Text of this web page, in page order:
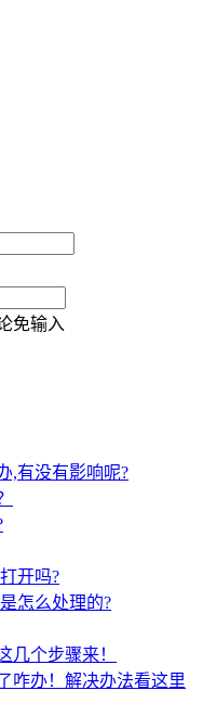
免输入
,有没有影响呢?
开吗?
怎么处理的?
几个步骤来！
咋办！解决办法看这里